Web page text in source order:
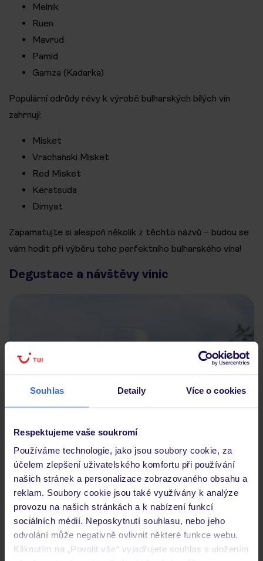
Souhlas Detaily Více o cookies
Respektujeme vaše soukromí
Používáme technologie, jako jsou soubory cookie, za
účelem zlepšení uživatelského komfortu při používání
našich stránek a personalizace zobrazovaného obsahu a
reklam. Soubory cookie jsou také využívány k analýze
provozu na našich stránkách a k nabízení funkcí
sociálních médií. Neposkytnutí souhlasu, nebo jeho
odvolání může negativně ovlivnit některé funkce webu.
Kliknutím na „Povolit vše“ vyjadřujete souhlas s uložením
Melnik
Ruen
Mavrud
Pamid
Gamza (Kadarka)
Populární odrůdy révy k výrobě bulharských bílých vín
zahrnují:
Misket
Vrachanski Misket
Red Misket
Keratsuda
Dimyat
Zapamatujte si alespoň několik z těchto názvů – budou se
vám hodit při výběru toho perfektního bulharského vína!
Degustace a návštěvy vinic
V Bulharsku je mnoho míst, kde můžete ochutnat tradiční
místní vína a odhalit tajemství jejich výroby. Během
dovolené věnujte alespoň jeden den objevování chuti
bulharského vína a návštěvě jedné z malebných vinic v Údolí
růží nebo v Thrácké nížině. Můžete také využít předem
domluveného fakultativního výletu organizovaného vaší